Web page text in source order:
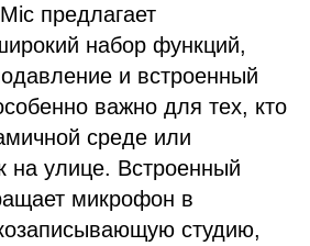
предлагает
набор функций,
и встроенный
важно для тех, кто
среде или
на улице. Встроенный
микрофон в
студию,